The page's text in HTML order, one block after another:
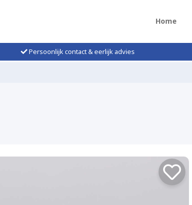
Home
Persoonlijk contact & eerlijk advies